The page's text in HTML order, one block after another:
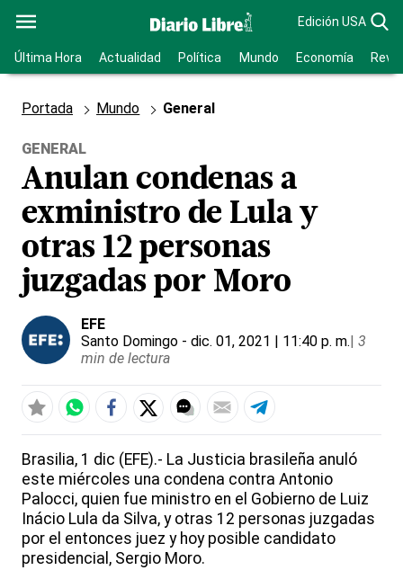
Edición USA
Última Hora Actualidad Política Mundo Economía
Portada Mundo General
GENERAL
Anulan condenas a
exministro de Lula y
otras 12 personas
juzgadas por Moro
EFE
Santo Domingo - dic. 01, 2021 | 11:40 p. m.| 3
min de lectura
Brasilia, 1 dic (EFE).- La Justicia brasileña anuló
este miércoles una condena contra Antonio
Palocci, quien fue ministro en el Gobierno de Luiz
Inácio Lula da Silva, y otras 12 personas juzgadas
por el entonces juez y hoy posible candidato
presidencial, Sergio Moro.